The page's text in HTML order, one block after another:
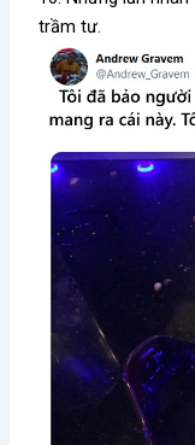
trầm tư.